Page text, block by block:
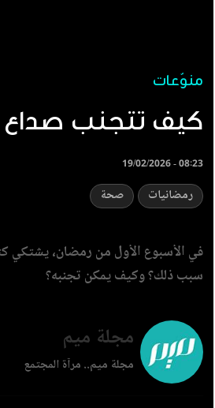
منوّعات
كيف تتجنب صداع
19/02/2026 - 08:23
رمضانيات صحة
في الأسبوع الأول من رمضان، يشتكي
سبب ذلك؟ وكيف يمكن تجنبه؟
مجلة ميم
مجلة ميم.. مرآة المجتمع